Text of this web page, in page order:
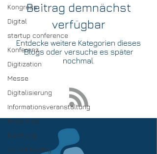
Kongress
Digital
startup conference
Konferenz
Digitization
Messe
Digitalisierung
Informationsveranstaltung
Know How
Beratung
Virtual Reality
Beitrag demnächst
verfügbar
Entdecke weitere Kategorien dieses
Blogs oder versuche es später
nochmal.